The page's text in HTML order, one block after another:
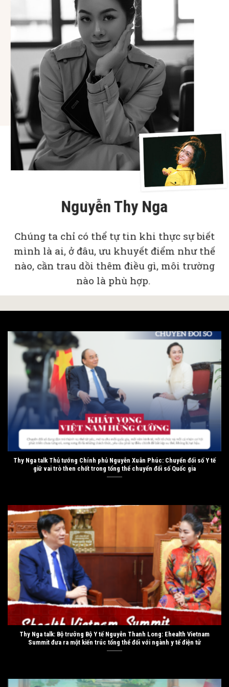
Nguyễn Thy Nga
Chúng ta chỉ có thể tự tin khi thực sự biết
mình là ai, ở đâu, ưu khuyết điểm như thế
nào, cần trau dồi thêm điều gì, môi trường
nào là phù hợp.
Thy Nga talk Thủ tướng Chính phủ Nguyễn Xuân Phúc: Chuyển đổi số Y tế
giữ vai trò then chốt trong tổng thể chuyển đổi số Quốc gia
Thy Nga talk: Bộ trưởng Bộ Y tế Nguyễn Thanh Long: Ehealth Vietnam
Summit đưa ra một kiến trúc tổng thể đối với ngành y tế điện tử